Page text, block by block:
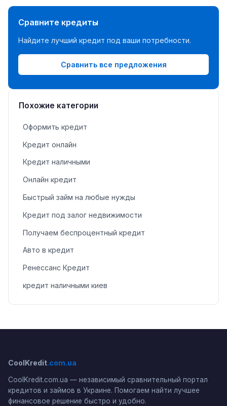
Сравните кредиты
Найдите лучший кредит под ваши потребности.
Сравнить все предложения
Похожие категории
Оформить кредит
Кредит онлайн
Кредит наличными
Онлайн кредит
Быстрый займ на любые нужды
Кредит под залог недвижимости
Получаем беспроцентный кредит
Авто в кредит
Ренессанс Кредит
кредит наличными киев
CoolKredit.com.ua
CoolKredit.com.ua — независимый сравнительный портал
кредитов и займов в Украине. Помогаем найти лучшее
финансовое решение быстро и удобно.